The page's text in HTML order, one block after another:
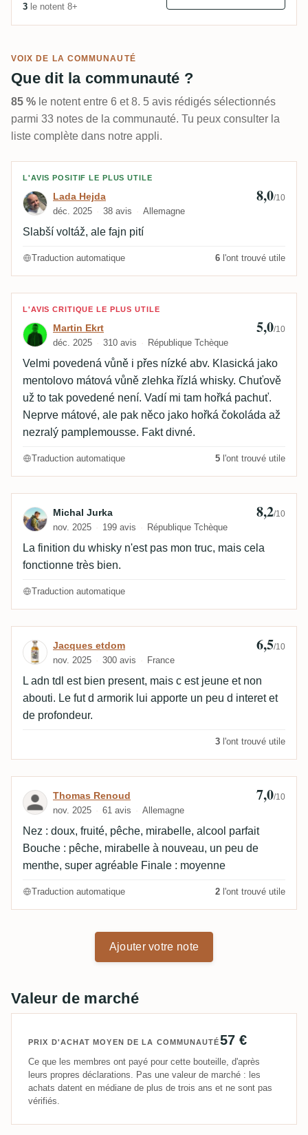
3 le notent 8+
VOIX DE LA COMMUNAUTÉ
Que dit la communauté ?
85 % le notent entre 6 et 8. 5 avis rédigés sélectionnés
parmi 33 notes de la communauté. Tu peux consulter la
liste complète dans notre appli.
Avis de Lada Hejda
L'AVIS POSITIF LE PLUS UTILE
Lada Hejda
déc. 2025 38 avis Allemagne
8,0/10
Slabší voltáž, ale fajn pití
Traduction automatique 6 l'ont trouvé utile
Avis de Martin Ekrt
L'AVIS CRITIQUE LE PLUS UTILE
Martin Ekrt
déc. 2025 310 avis République Tchèque
5,0/10
Velmi povedená vůně i přes nízké abv. Klasická jako
mentolovo mátová vůně zlehka řízlá whisky. Chuťově
už to tak povedené není. Vadí mi tam hořká pachuť.
Neprve mátové, ale pak něco jako hořká čokoláda až
nezralý pamplemousse. Fakt divné.
Traduction automatique 5 l'ont trouvé utile
Avis de Michal Jurka
Michal Jurka
nov. 2025 199 avis République Tchèque
8,2/10
La finition du whisky n'est pas mon truc, mais cela
fonctionne très bien.
Traduction automatique
Avis de Jacques etdom
Jacques etdom
nov. 2025 300 avis France
6,5/10
L adn tdl est bien present, mais c est jeune et non
abouti. Le fut d armorik lui apporte un peu d interet et
de profondeur.
3 l'ont trouvé utile
Avis de Thomas Renoud
Thomas Renoud
nov. 2025 61 avis Allemagne
7,0/10
Nez : doux, fruité, pêche, mirabelle, alcool parfait
Bouche : pêche, mirabelle à nouveau, un peu de
menthe, super agréable Finale : moyenne
Traduction automatique 2 l'ont trouvé utile
Ajouter votre note
Valeur de marché
PRIX D'ACHAT MOYEN DE LA COMMUNAUTÉ57 €
Ce que les membres ont payé pour cette bouteille, d'après
leurs propres déclarations. Pas une valeur de marché : les
achats datent en médiane de plus de trois ans et ne sont pas
vérifiés.